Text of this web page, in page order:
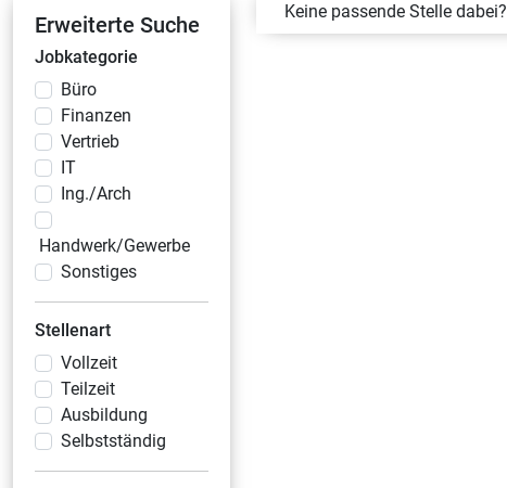
Erweiterte Suche
Jobkategorie
Büro
Finanzen
Vertrieb
IT
Ing./Arch
Handwerk/Gewerbe
Sonstiges
Stellenart
Vollzeit
Teilzeit
Ausbildung
Selbstständig
Keine passende Stelle dabei?